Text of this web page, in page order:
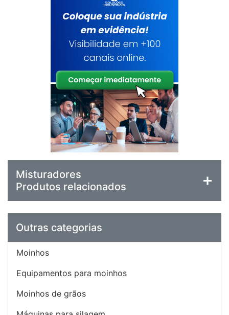
Misturadores
Produtos relacionados
Outras categorias
Moinhos
Equipamentos para moinhos
Moinhos de grãos